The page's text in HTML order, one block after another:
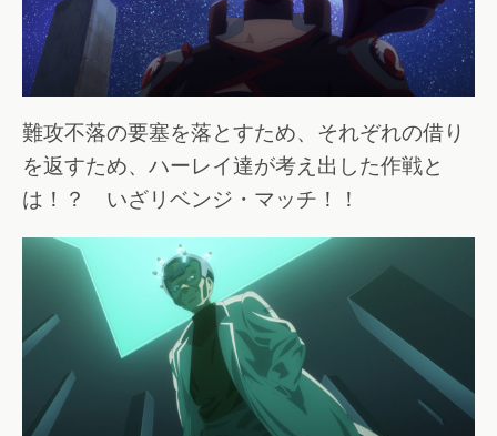
難攻不落の要塞を落とすため、それぞれの借り
を返すため、ハーレイ達が考え出した作戦と
は！？ いざリベンジ・マッチ！！